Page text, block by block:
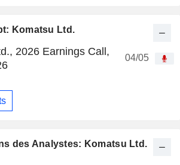
Komatsu Ltd.
2026 Earnings Call,
04/05
des Analystes: Komatsu Ltd.